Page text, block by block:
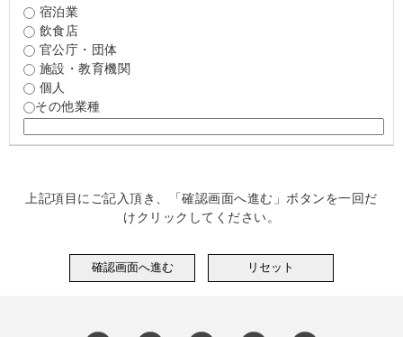
宿泊業
飲食店
官公庁・団体
施設・教育機関
個人
その他業種
上記項目にご記入頂き、「確認画面へ進む」ボタンを一回だ
けクリックしてください。